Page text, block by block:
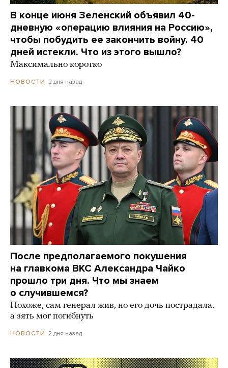
В конце июня Зеленский объявил 40-
дневную «операцию влияния на Россию»,
чтобы побудить ее закончить войну. 40
дней истекли. Что из этого вышло?
Максимально коротко
НОВОСТИ 2 дня назад
После предполагаемого покушения
на главкома ВКС Александра Чайко
прошло три дня. Что мы знаем
о случившемся?
Похоже, сам генерал жив, но его дочь пострадала,
а зять мог погибнуть
НОВОСТИ 2 дня назад